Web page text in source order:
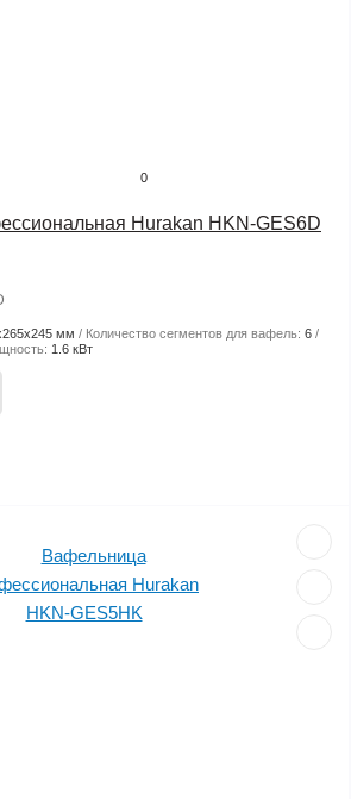
0
Hurakan HKN-GES6D
мм Количество сегментов для вафель: 6
1.6 кВт